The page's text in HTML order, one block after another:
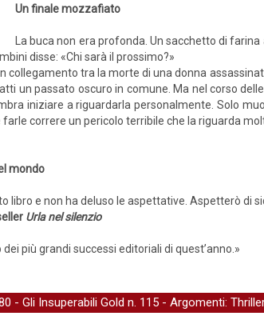
Un finale mozzafiato
La buca non era profonda. Un sacchetto di
disse: «Chi sarà il prossimo?»
collegamento tra la morte di una donna
un passato oscuro in comune. Ma nel corso
iniziare a riguardarla personalmente. Solo
correre un pericolo terribile che la riguarda
mondo
libro e non ha deluso le aspettative. Aspetterò di
Urla nel silenzio
più grandi successi editoriali di quest’anno.»
- Gli Insuperabili Gold n. 115 - Argomenti: